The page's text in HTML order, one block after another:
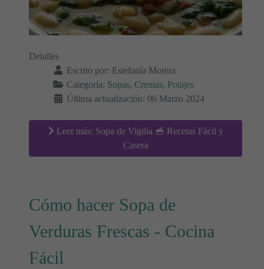
Detalles
Escrito por: Estefanía Morera
Categoría: Sopas, Cremas, Potajes
Última actualización: 06 Marzo 2024
Leer más: Sopa de Vigilia 🥣 Recetas Fácil y
Casera
Cómo hacer Sopa de
Verduras Frescas - Cocina
Fácil